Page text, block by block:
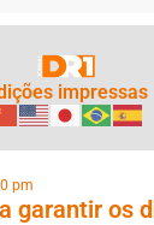
impressas
pm
garantir os